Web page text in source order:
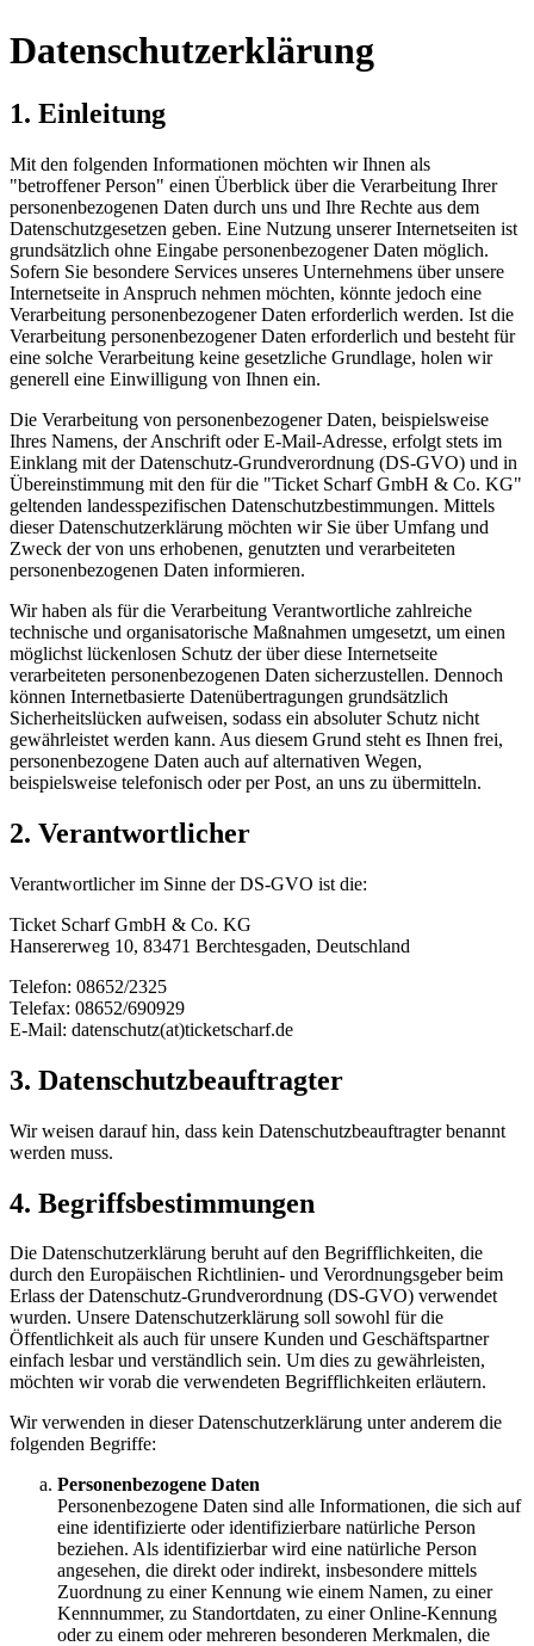
Datenschutzerklärung
1. Einleitung
Mit den folgenden Informationen möchten wir Ihnen als
"betroffener Person" einen Überblick über die Verarbeitung Ihrer
personenbezogenen Daten durch uns und Ihre Rechte aus dem
Datenschutzgesetzen geben. Eine Nutzung unserer Internetseiten ist
grundsätzlich ohne Eingabe personenbezogener Daten möglich.
Sofern Sie besondere Services unseres Unternehmens über unsere
Internetseite in Anspruch nehmen möchten, könnte jedoch eine
Verarbeitung personenbezogener Daten erforderlich werden. Ist die
Verarbeitung personenbezogener Daten erforderlich und besteht für
eine solche Verarbeitung keine gesetzliche Grundlage, holen wir
generell eine Einwilligung von Ihnen ein.
Die Verarbeitung von personenbezogener Daten, beispielsweise
Ihres Namens, der Anschrift oder E-Mail-Adresse, erfolgt stets im
Einklang mit der Datenschutz-Grundverordnung (DS-GVO) und in
Übereinstimmung mit den für die "Ticket Scharf GmbH & Co. KG"
geltenden landesspezifischen Datenschutzbestimmungen. Mittels
dieser Datenschutzerklärung möchten wir Sie über Umfang und
Zweck der von uns erhobenen, genutzten und verarbeiteten
personenbezogenen Daten informieren.
Wir haben als für die Verarbeitung Verantwortliche zahlreiche
technische und organisatorische Maßnahmen umgesetzt, um einen
möglichst lückenlosen Schutz der über diese Internetseite
verarbeiteten personenbezogenen Daten sicherzustellen. Dennoch
können Internetbasierte Datenübertragungen grundsätzlich
Sicherheitslücken aufweisen, sodass ein absoluter Schutz nicht
gewährleistet werden kann. Aus diesem Grund steht es Ihnen frei,
personenbezogene Daten auch auf alternativen Wegen,
beispielsweise telefonisch oder per Post, an uns zu übermitteln.
2. Verantwortlicher
Verantwortlicher im Sinne der DS-GVO ist die:
Ticket Scharf GmbH & Co. KG
Hansererweg 10, 83471 Berchtesgaden, Deutschland
Telefon: 08652/2325
Telefax: 08652/690929
E-Mail: datenschutz(at)ticketscharf.de
3. Datenschutzbeauftragter
Wir weisen darauf hin, dass kein Datenschutzbeauftragter benannt
werden muss.
4. Begriffsbestimmungen
Die Datenschutzerklärung beruht auf den Begrifflichkeiten, die
durch den Europäischen Richtlinien- und Verordnungsgeber beim
Erlass der Datenschutz-Grundverordnung (DS-GVO) verwendet
wurden. Unsere Datenschutzerklärung soll sowohl für die
Öffentlichkeit als auch für unsere Kunden und Geschäftspartner
einfach lesbar und verständlich sein. Um dies zu gewährleisten,
möchten wir vorab die verwendeten Begrifflichkeiten erläutern.
Wir verwenden in dieser Datenschutzerklärung unter anderem die
folgenden Begriffe:
Personenbezogene Daten
Personenbezogene Daten sind alle Informationen, die sich auf
eine identifizierte oder identifizierbare natürliche Person
beziehen. Als identifizierbar wird eine natürliche Person
angesehen, die direkt oder indirekt, insbesondere mittels
Zuordnung zu einer Kennung wie einem Namen, zu einer
Kennnummer, zu Standortdaten, zu einer Online-Kennung
oder zu einem oder mehreren besonderen Merkmalen, die